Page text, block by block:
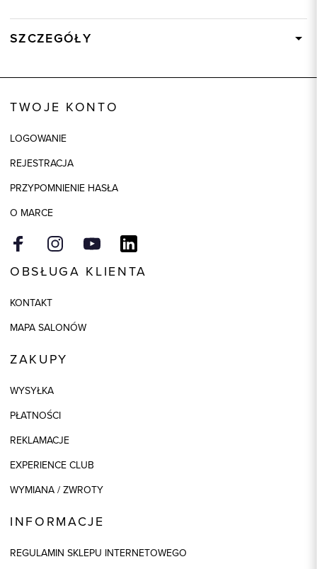
SZCZEGÓŁY
Kolor
Skład tkaniny
Model
TWOJE KONTO
LOGOWANIE
REJESTRACJA
PRZYPOMNIENIE HASŁA
O MARCE
OBSŁUGA KLIENTA
KONTAKT
MAPA SALONÓW
ZAKUPY
WYSYŁKA
PŁATNOŚCI
REKLAMACJE
EXPERIENCE CLUB
WYMIANA / ZWROTY
INFORMACJE
REGULAMIN SKLEPU INTERNETOWEGO